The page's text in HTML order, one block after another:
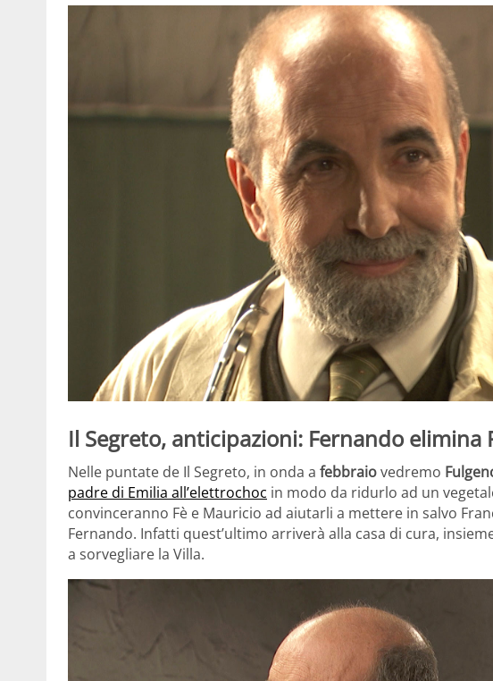
Il Segreto, anticipazioni: Fernando elimina
Nelle puntate de Il Segreto, in onda a febbraiovedremo
padre di Emilia all’elettrochoc in modo da ridurlo ad un
convinceranno Fè e Mauricio ad aiutarli a mettere in salvo
Fernando. Infatti quest’ultimo arriverà alla casa di cura,
a sorvegliare la Villa.